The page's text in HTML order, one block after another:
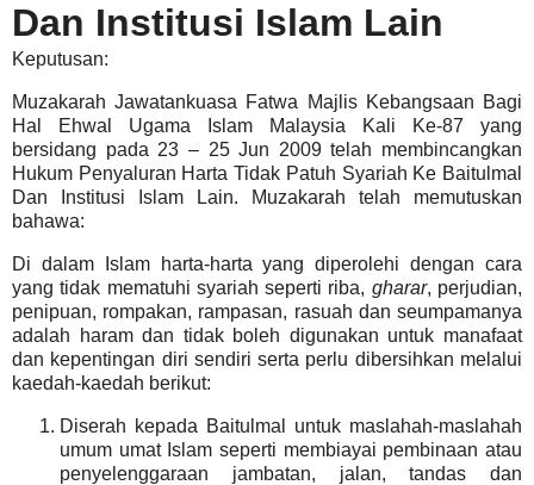
Dan Institusi Islam Lain
Keputusan:
Muzakarah Jawatankuasa Fatwa Majlis Kebangsaan Bagi
Hal Ehwal Ugama Islam Malaysia Kali Ke-87 yang
bersidang pada 23 – 25 Jun 2009 telah membincangkan
Hukum Penyaluran Harta Tidak Patuh Syariah Ke Baitulmal
Dan Institusi Islam Lain. Muzakarah telah memutuskan
bahawa:
Di dalam Islam harta-harta yang diperolehi dengan cara
yang tidak mematuhi syariah seperti riba, gharar, perjudian,
penipuan, rompakan, rampasan, rasuah dan seumpamanya
adalah
haramdan tidak boleh digunakan untuk manafaat
dan kepentingan diri sendiri serta perlu dibersihkan melalui
kaedah-kaedah berikut:
Diserah kepada Baitulmal
untuk maslahah-maslahah
umum umat Islam seperti membiayai pembinaan atau
penyelenggaraan jambatan, jalan, tandas dan